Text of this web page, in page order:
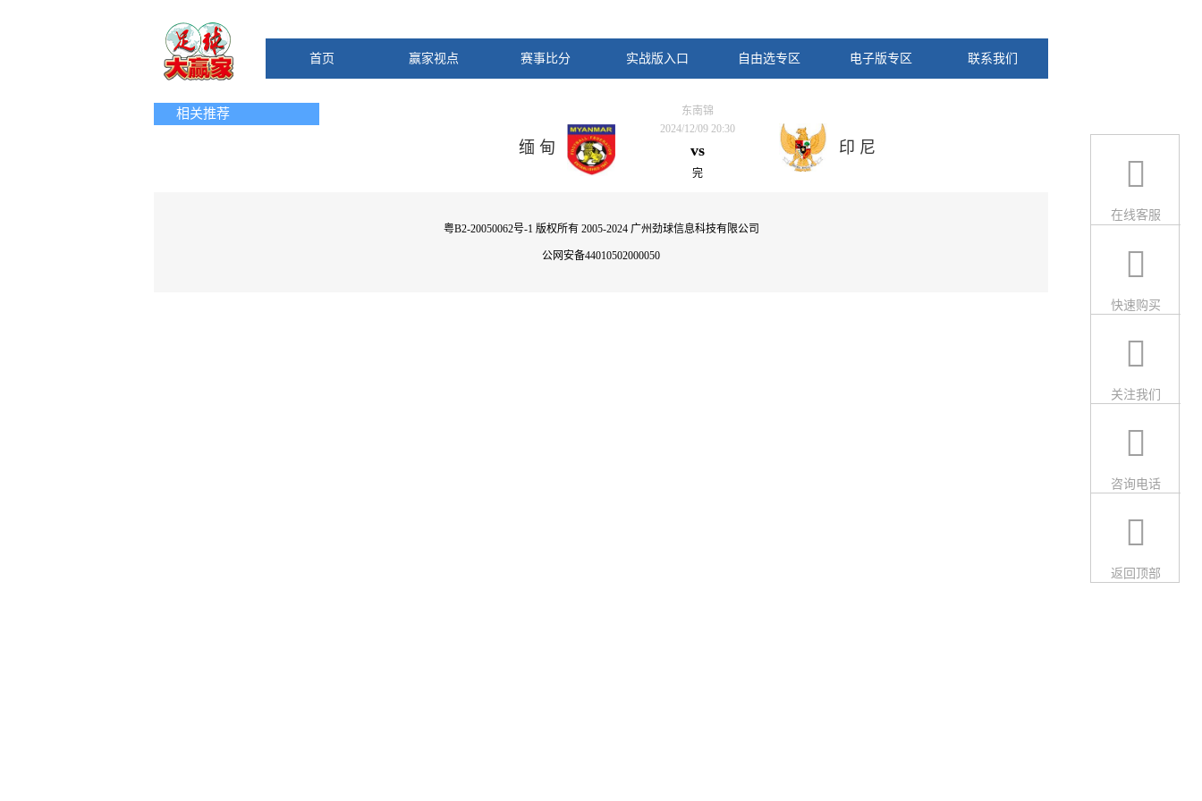
首页 赢家视点 赛事比分 实战版入口 自由选专区 电子版专区 联系我们
相关推荐
东南锦
2024/12/09 20:30
vs
完
缅 甸 印 尼
粤B2-20050062号-1版权所有 2005-2024 广州劲球信息科技有限公司
公网安备44010502000050
在线客服
快速购买
关注我们
咨询电话
返回顶部